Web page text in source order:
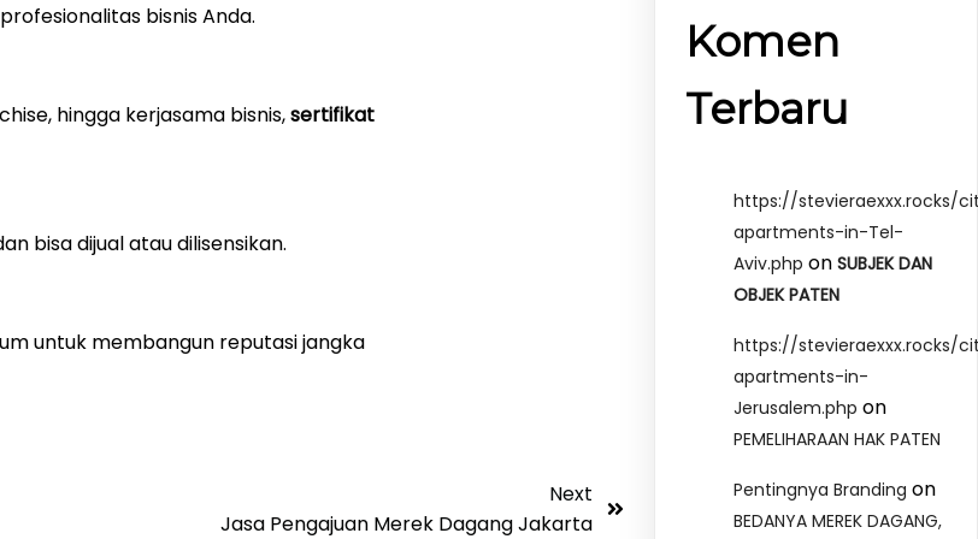
bisnis Anda.
hingga kerjasama bisnis,sertifikat
bisa dijual atau dilisensikan.
untuk membangun reputasi jangka
Next
Jasa Pengajuan Merek Dagang Jakarta
Komen
Terbaru
https://stevieraexxx.rocks/
apartments-in-Tel-
Aviv.php onSUBJEK DAN
OBJEK PATEN
https://stevieraexxx.rocks/
apartments-in-
Jerusalem.php on
PEMELIHARAAN HAK PATEN
Pentingnya Branding on
BEDANYA MEREK DAGANG,